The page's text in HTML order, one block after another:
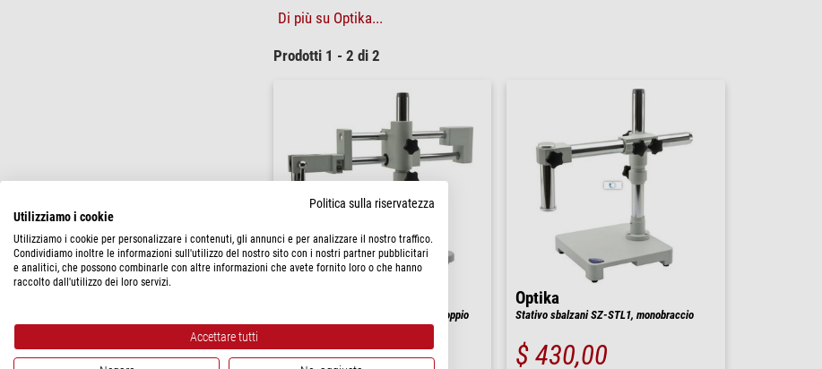
Di più su Optika...
Prodotti 1 - 2 di 2
Stativo sbalzani SZ-STL2, braccio doppio
$ 510,00
Optika
Stativo sbalzani SZ-STL1, monobraccio
$ 430,00
Politica sulla riservatezza
Utilizziamo i cookie
Utilizziamo i cookie per personalizzare i contenuti, gli annunci e per analizzare il nostro traffico.
Condividiamo inoltre le informazioni sull'utilizzo del nostro sito con i nostri partner pubblicitari
e analitici, che possono combinarle con altre informazioni che avete fornito loro o che hanno
raccolto dall'utilizzo dei loro servizi.
Accettare tutti